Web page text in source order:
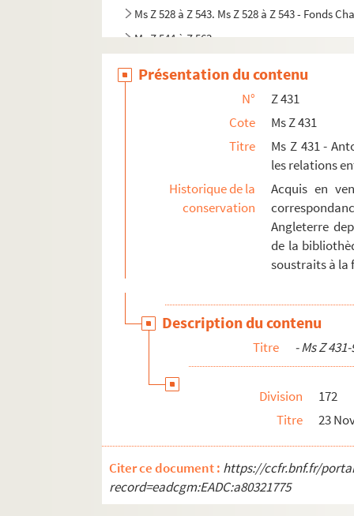
Ms Z 528 à Z 543. Ms Z 528 à Z 543 - Fonds
Ms Z 544 à Z 563
Ms Z 578 à Z 583. Ms Z 578 à Z 583 - Fonds
Ms Z 584 à Z 609
Ms Z 610 à Z 620. Ms Z 610 à Z 620 - Fonds
Présentation du contenu
N°
Z 431
Cote
Ms Z 431
Titre
Ms Z 431 -
les relations
Historique de la
conservation
Acquis en
Angleterre
de la
soustraits à la
Description du contenu
Titre - Ms Z
Division
172
Titre
23
Citer ce document : https://ccfr.bnf.fr/
record=eadcgm:EADC:a80321775